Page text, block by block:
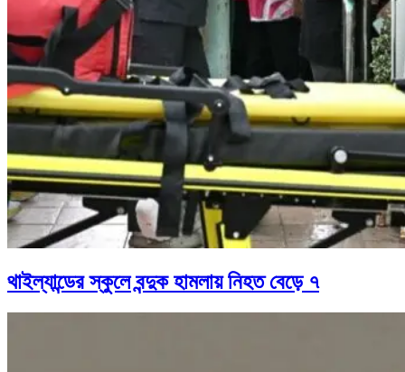
থাইল্যান্ডের স্কুলে বন্দুক হামলায় নিহত বেড়ে ৭